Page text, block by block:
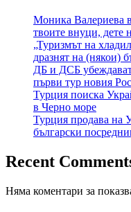
Моника Валериева
твоите внуци, дете
„Туризмът на
дразнят на (някои)
ДБ и ДСБ
първи тур новия
Турция поиска
в Черно море
Турция продава на
български
Recent
Няма коментари за